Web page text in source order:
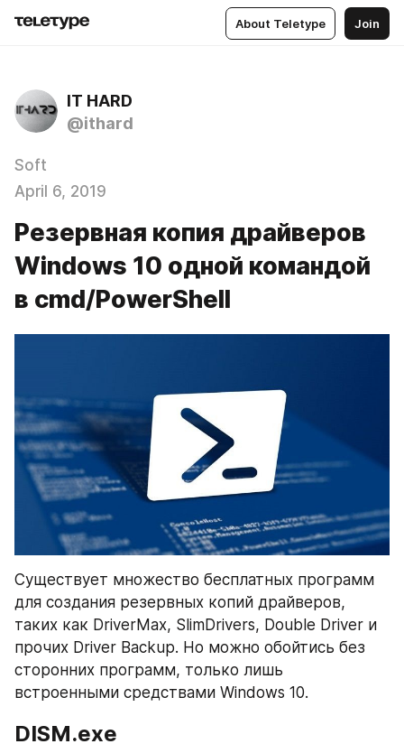
About Teletype Join
IT HARD
@ithard
Soft
April 6, 2019
Резервная копия драйверов
Windows 10 одной командой
в cmd/PowerShell
Существует множество бесплатных программ
для создания резервных копий драйверов,
таких как DriverMax, SlimDrivers, Double Driver и
прочих Driver Backup. Но можно обойтись без
сторонних программ, только лишь
встроенными средствами Windows 10.
DISM.exe